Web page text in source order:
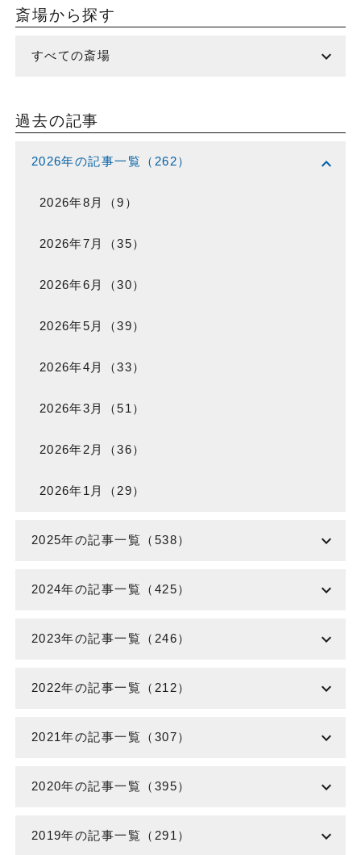
斎場から探す
すべての斎場 expand_more
過去の記事
2026年の記事一覧（262） expand_more
2026年8月（9）
2026年7月（35）
2026年6月（30）
2026年5月（39）
2026年4月（33）
2026年3月（51）
2026年2月（36）
2026年1月（29）
2025年の記事一覧（538） expand_more
2024年の記事一覧（425） expand_more
2023年の記事一覧（246） expand_more
2022年の記事一覧（212） expand_more
2021年の記事一覧（307） expand_more
2020年の記事一覧（395） expand_more
2019年の記事一覧（291） expand_more